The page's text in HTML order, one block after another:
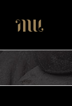
Inhalt
springen